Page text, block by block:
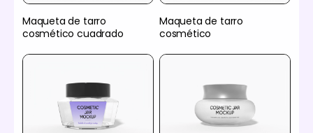
Maqueta de tarro
cosmético cuadrado
Maqueta de tarro
cosmético